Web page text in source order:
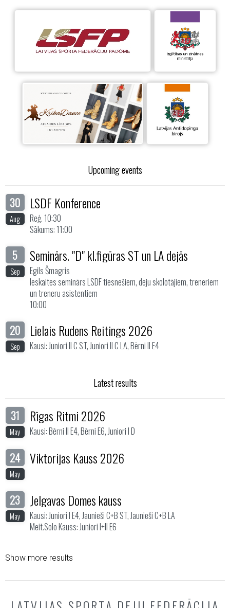
Upcoming events
30
Aug
LSDF Konference
Reģ. 10:30
Sākums: 11:00
5
Sep
Seminārs. "D" kl.figūras ST un LA dejās
Egils Šmagris
Ieskaites seminārs LSDF tiesnešiem, deju skolotājiem, treneriem
un treneru asistentiem
10:00
20
Sep
Lielais Rudens Reitings 2026
Kausi: Juniori II C ST, Juniori II C LA, Bērni II E4
Latest results
31
May
Rīgas Ritmi 2026
Kausi: Bērni II E4, Bērni E6, Juniori I D
24
May
Viktorijas Kauss 2026
23
May
Jelgavas Domes kauss
Kausi: Juniori I E4, Jaunieši C+B ST, Jaunieši C+B LA
Meit.Solo Kauss: Juniori I+II E6
Show more results